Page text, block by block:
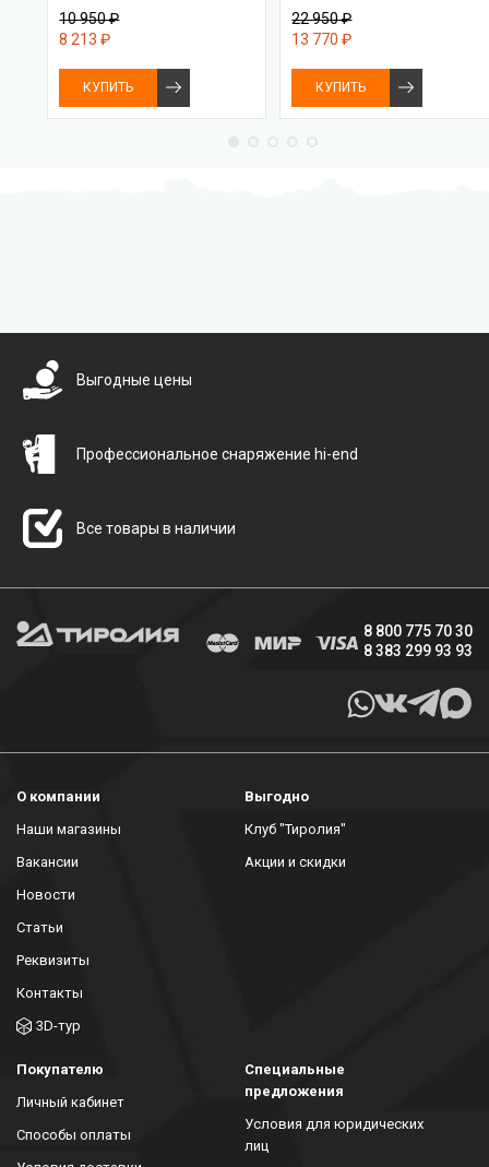
10 950 ₽
8 213 ₽
КУПИТЬ
22 950 ₽
13 770 ₽
КУПИТЬ
Выгодные цены
Профессиональное снаряжение hi-end
Все товары в наличии
8 800 775 70 30
8 383 299 93 93
О компании
Наши магазины
Вакансии
Новости
Статьи
Реквизиты
Контакты
3D-тур
Выгодно
Клуб "Тиролия"
Акции и скидки
Покупателю
Личный кабинет
Способы оплаты
Специальные
предложения
Условия для юридических
лиц